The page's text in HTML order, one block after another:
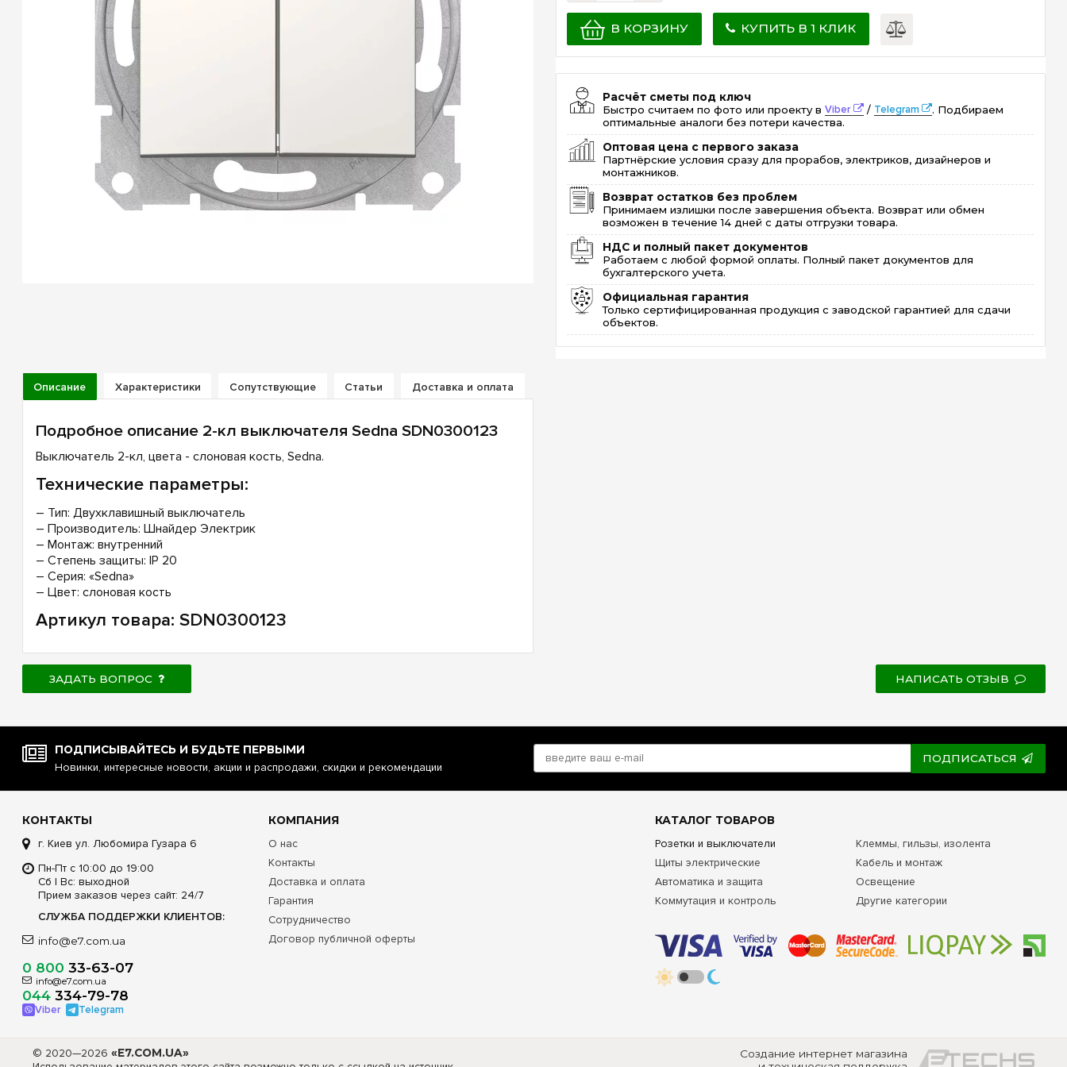
В КОРЗИНУ КУПИТЬ В 1 КЛИК
Расчёт сметы под ключ
Быстро считаем по фото или проекту вViber / Telegram
. Подбираем
оптимальные аналоги без потери качества.
Оптовая цена с первого заказа
Партнёрские условия сразу для прорабов, электриков, дизайнеров и
монтажников.
Возврат остатков без проблем
Принимаем излишки после завершения объекта. Возврат или обмен
возможен в течение 14 дней с даты отгрузки товара.
НДС и полный пакет документов
Работаем с любой формой оплаты. Полный пакет документов для
бухгалтерского учета.
Официальная гарантия
Только сертифицированная продукция с заводской гарантией для сдачи
объектов.
Описание Характеристики Сопутствующие Статьи Доставка и оплата
Подробное описание 2-кл выключателя Sedna SDN0300123
Выключатель 2-кл, цвета - слоновая кость, Sedna.
Технические параметры:
– Тип: Двухклавишный выключатель
– Производитель: Шнайдер Электрик
– Монтаж: внутренний
– Степень защиты: IP 20
– Серия: «Sedna»
– Цвет: слоновая кость
Артикул товара: SDN0300123
ЗАДАТЬ ВОПРОС НАПИСАТЬ ОТЗЫВ
ПОДПИСЫВАЙТЕСЬ И БУДЬТЕ ПЕРВЫМИ
Новинки, интересные новости, акции и распродажи, скидки и рекомендации
ПОДПИСАТЬСЯ
КОНТАКТЫ
г. Киев ул. Любомира Гузара 6
Пн-Пт с 10:00 до 19:00
Сб | Вс: выходной
Прием заказов через сайт: 24/7
СЛУЖБА ПОДДЕРЖКИ КЛИЕНТОВ:
info@e7.com.ua
0 800 33-63-07
info@e7.com.ua
044334-79-78
Viber Telegram
КОМПАНИЯ
О нас
Контакты
Доставка и оплата
Гарантия
Сотрудничество
Договор публичной оферты
КАТАЛОГ ТОВАРОВ
Розетки и выключатели
Щиты электрические
Автоматика и защита
Коммутация и контроль
Клеммы, гильзы, изолента
Кабель и монтаж
Освещение
Другие категории
© 2020—2026«E7.COM.UA»
Создание интернет магазина